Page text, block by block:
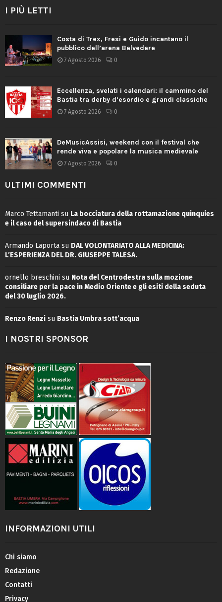
I PIÙ LETTI
Costa di Trex, Fresi e Guido incantano il
pubblico dell’arena Belvedere
7 Agosto 2026 0
Eccellenza, svelati i calendari: il cammino del
Bastia tra derby d’esordio e grandi classiche
7 Agosto 2026 0
DeMusicAssisi, weekend con il festival che
rende viva e popolare la musica medievale
7 Agosto 2026 0
ULTIMI COMMENTI
Marco Tettamanti su La bocciatura della rottamazione quinquies
e il caso del supersindaco di Bastia
Armando Laporta su DAL VOLONTARIATO ALLA MEDICINA:
L’ESPERIENZA DEL DR. GIUSEPPE TALESA.
ornello breschini su Nota del Centrodestra sulla mozione
consiliare per la pace in Medio Oriente e gli esiti della seduta
del 30 luglio 2026.
Renzo Renzi su Bastia Umbra sott’acqua
I NOSTRI SPONSOR
INFORMAZIONI UTILI
Chi siamo
Redazione
Contatti
Privacy